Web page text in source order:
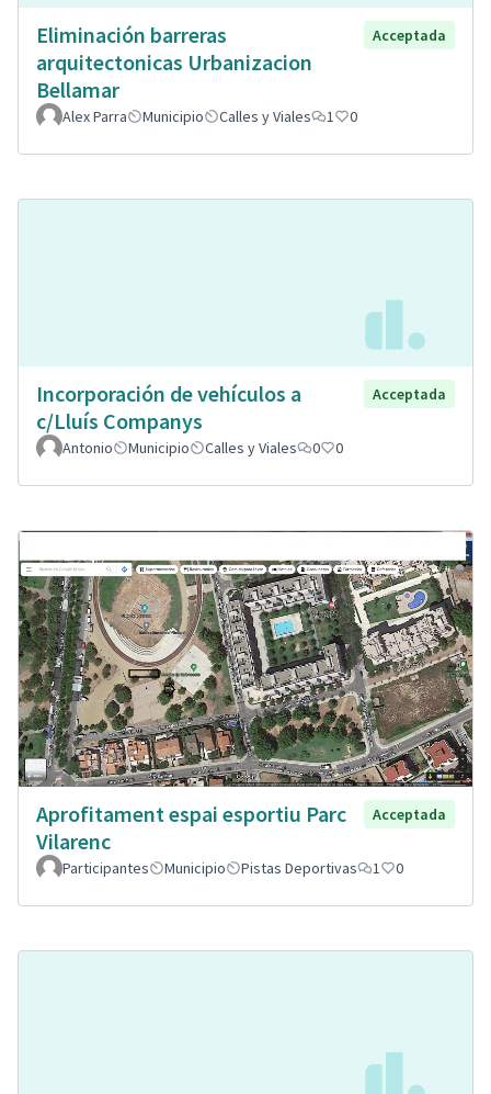
Eliminación barreras
arquitectonicas Urbanizacion
Bellamar
Acceptada
Alex Parra Municipio Calles y Viales 1 0
Incorporación de vehículos a
c/Lluís Companys
Acceptada
Antonio Municipio Calles y Viales 0 0
Aprofitament espai esportiu Parc
Vilarenc
Acceptada
Participantes Municipio Pistas Deportivas 1 0